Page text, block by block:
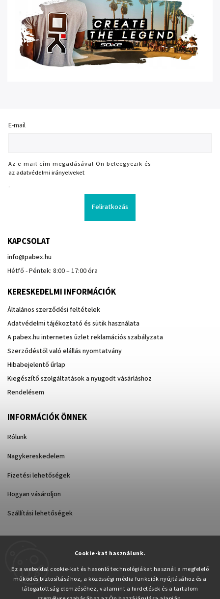
Cookie-kat használunk.
Ez a weboldal cookie-kat és hasonló technológiákat használ a megfelelő
működés biztosításához, a közösségi média funkciók nyújtásához és a
látogatottság elemzéséhez, valamint a hirdetések és a tartalom
E-mail
Az e-mail cím megadásával Ön beleegyezik és
az adatvédelmi irányelveket
.
Feliratkozás
KAPCSOLAT
info@pabex.hu
Hétfő - Péntek: 8:00 – 17:00 óra
KERESKEDELMI INFORMÁCIÓK
Általános szerződési feltételek
Adatvédelmi tájékoztató és sütik használata
A pabex.hu internetes üzlet reklamációs szabályzata
Szerződéstől való elállás nyomtatvány
Hibabejelentő űrlap
Kiegészítő szolgáltatások a nyugodt vásárláshoz
Rendelésem
INFORMÁCIÓK ÖNNEK
Rólunk
Nagykereskedelem
Fizetési lehetőségek
Hogyan vásároljon
Szállítási lehetőségek